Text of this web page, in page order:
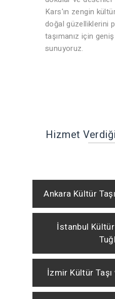
Kars'ın zengin
doğal güzelliklerini
taşımanız için
sunuyoruz.
Hizmet
Ankara Kültür
İstanbul
İzmir Kültür Taşı